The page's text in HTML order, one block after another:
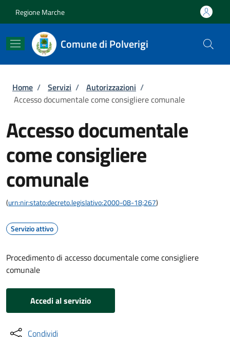
Regione Marche
Comune di Polverigi
Briciole di pane
Home / Servizi / Autorizzazioni /
Accesso documentale come consigliere comunale
Accesso documentale
come consigliere
comunale
(urn:nir:stato:decreto.legislativo:2000-08-18;267)
Servizio attivo
Procedimento di accesso documentale come consigliere
comunale
Accedi al servizio
Condividi